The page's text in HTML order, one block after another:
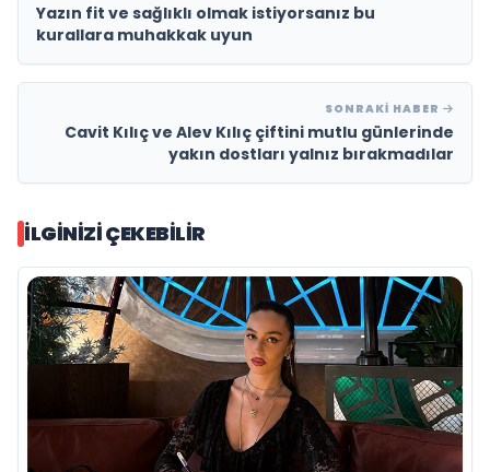
Yazın fit ve sağlıklı olmak istiyorsanız bu
kurallara muhakkak uyun
SONRAKI HABER
Cavit Kılıç ve Alev Kılıç çiftini mutlu günlerinde
yakın dostları yalnız bırakmadılar
İLGINIZI ÇEKEBILIR